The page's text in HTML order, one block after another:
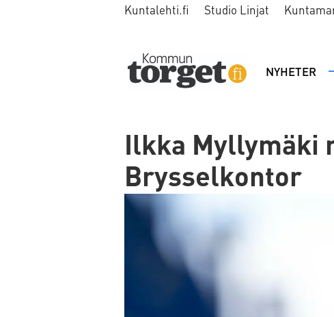
Kuntalehti.fi Studio Linjat
NYHETER
Ilkka Myllymäki
Brysselkontor